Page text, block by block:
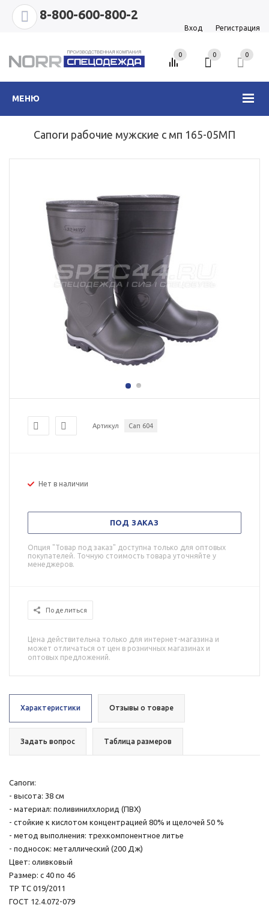
8-800-600-800-2
Вход Регистрация
МЕНЮ
0 0
0
Сапоги рабочие мужские с мп 165-05МП
Артикул Сап 604
Нет в наличии
ПОД ЗАКАЗ
Опция "Товар под заказ" доступна только для оптовых
покупателей. Точную стоимость товара уточняйте у
менеджеров.
Поделиться
Цена действительна только для интернет-магазина и
может отличаться от цен в розничных магазинах и
оптовых предложений.
Характеристики Отзывы о товаре
Задать вопрос Таблица размеров
Сапоги:
- высота: 38 см
- материал: поливинилхлорид (ПВХ)
- стойкие к кислотом концентрацией 80% и щелочей 50 %
- метод выполнения: трехкомпонентное литье
- подносок: металлический (200 Дж)
Цвет: оливковый
Размер: с 40 по 46
ТР ТС 019/2011
ГОСТ 12.4.072-079